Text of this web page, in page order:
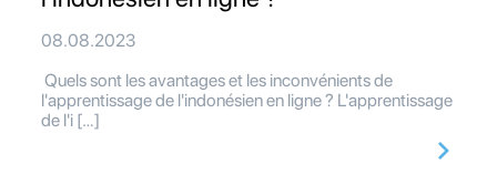
08.08.2023
Quels sont les avantages et les inconvénients de
l'apprentissage de l'indonésien en ligne ? L'apprentissage
de l'i […]